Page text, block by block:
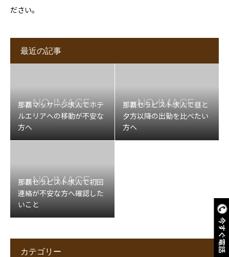
今すぐ電話
ださい。
最近の記事
那覇マッサージ求人でホテ
ルエリアへの移動が不安な
方へ
那覇セラピスト求人で昼と
夕方以降の出勤を比べたい
方へ
那覇セラピスト求人で初回
連絡が不安な方へ確認した
いこと
カテゴリー